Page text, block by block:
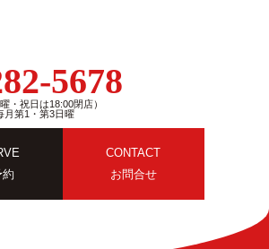
5678
・祝日は18:00閉店）
月第1・第3日曜
約
CONTACT
お問合せ